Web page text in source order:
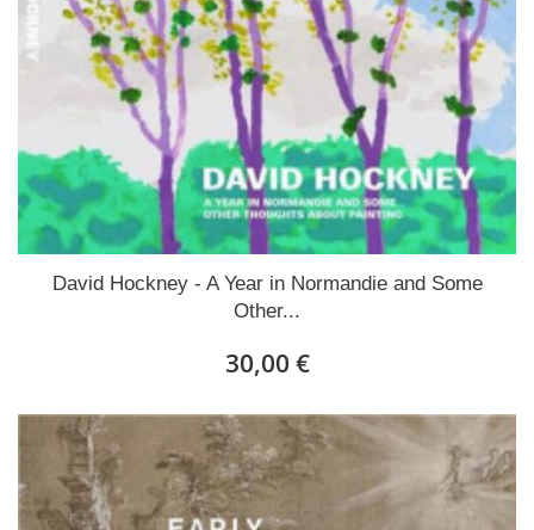
David Hockney - A Year in Normandie and Some
Other...
30,00 €